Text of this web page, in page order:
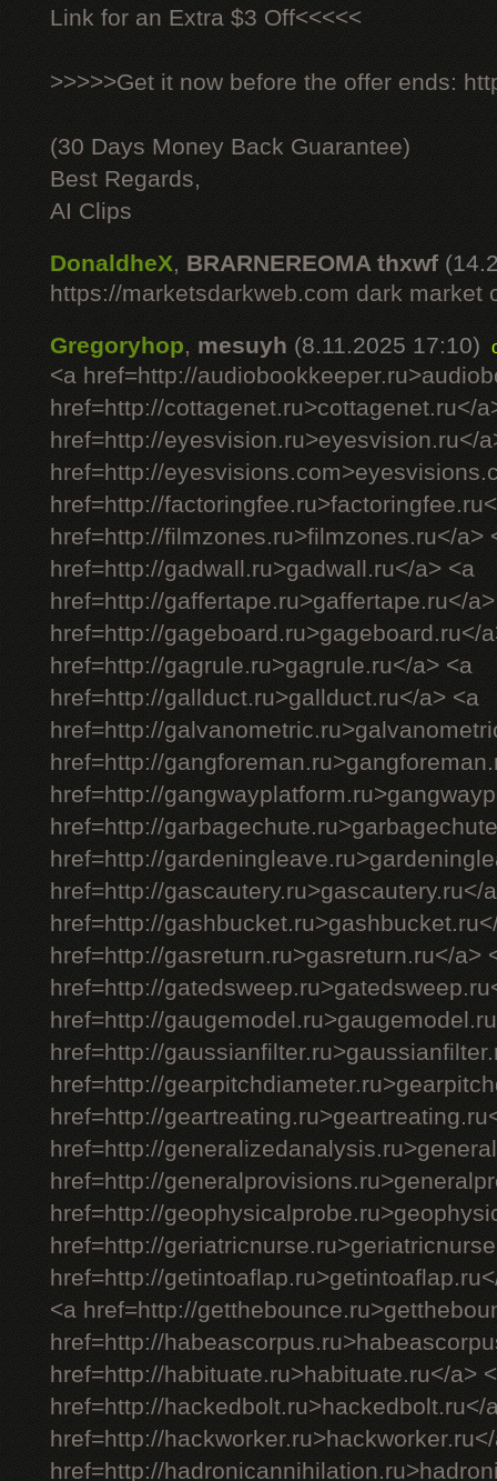
Link for an Extra $3 Off<<<<<
>>>>>Get it now before the offer ends:
(30 Days Money Back Guarantee)
Best Regards,
AI Clips
DonaldheX, BRARNEREOMA thxwf
https://marketsdarkweb.com dark market
Gregoryhop, mesuyh (8.11.2025 17:10)
<a href=http://
href=http://cottagenet.ru>cottagenet.ru</
href=http://eyesvision.ru>eyesvision.ru</
href=http://
href=http://
href=http://filmzones.ru>filmzones.ru</a>
href=http://gadwall.ru>gadwall.ru</a> <a
href=http://gaffertape.ru>gaffertape.ru</
href=http://gageboard.ru>gageboard.ru</
href=http://gagrule.ru>gagrule.ru</a> <a
href=http://gallduct.ru>gallduct.ru</a> <a
href=http://
href=http://
href=http://
href=http://
href=http://
href=http://gascautery.ru>gascautery.ru</
href=http://
href=http://gasreturn.ru>gasreturn.ru</a>
href=http://
href=http://
href=http://
href=http://
href=http://
href=http://
href=http://
href=http://
href=http://
href=http://
<a href=http://
href=http://
href=http://habituate.ru>habituate.ru</a>
href=http://hackedbolt.ru>hackedbolt.ru</
href=http://
href=http://